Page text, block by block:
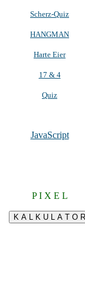
Scherz-Quiz
HANGMAN
Harte Eier
17 & 4
Quiz
JavaScript
P I X E L